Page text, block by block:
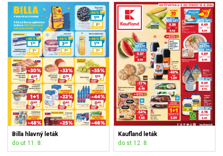
Billa hlavný leták
do ut 11. 8.
Kaufland leták
do st 12. 8.